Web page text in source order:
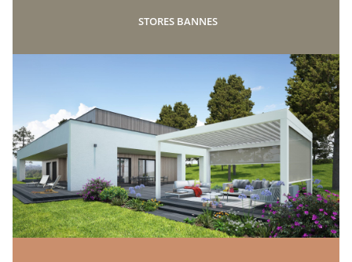
STORES BANNES